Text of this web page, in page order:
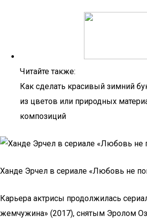
Читайте также:
Как сделать красивый зимний
из цветов или природных
композиций
Ханде Эрчел в сериале «Любовь не
Карьера актрисы продолжилась
жемчужина» (2017), снятым Эролом